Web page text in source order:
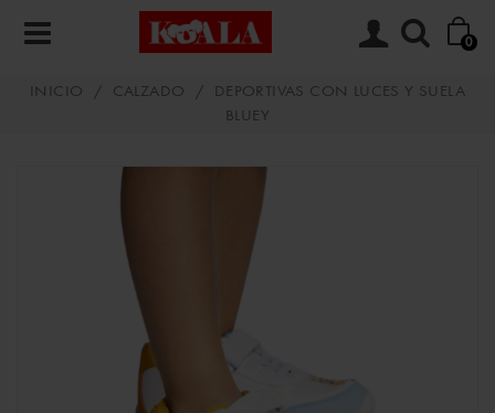
0
INICIO / CALZADO /
DEPORTIVAS CON LUCES Y SUELA
BLUEY